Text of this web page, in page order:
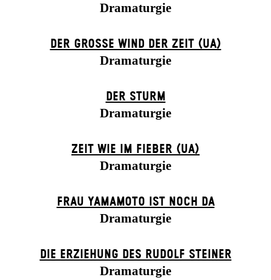
Dramaturgie
DER GROSSE WIND DER ZEIT (UA)
Dramaturgie
DER STURM
Dramaturgie
ZEIT WIE IM FIEBER (UA)
Dramaturgie
FRAU YAMAMOTO IST NOCH DA
Dramaturgie
DIE ERZIEHUNG DES RUDOLF STEINER
Dramaturgie